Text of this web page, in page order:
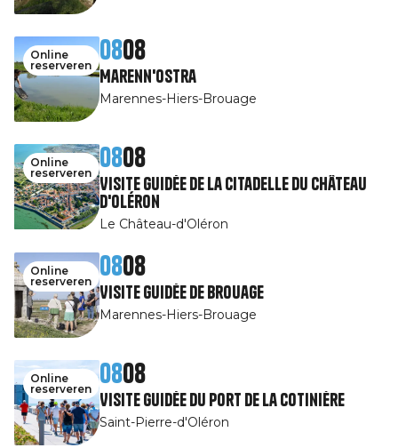
Online
reserveren
0808
Marenn'Ostra
Marennes-Hiers-Brouage
Online
reserveren
0808
Visite guidée de la Citadelle du Château
d'Oléron
Le Château-d'Oléron
Online
reserveren
0808
Visite guidée de Brouage
Marennes-Hiers-Brouage
Online
reserveren
0808
Visite guidée du port de la Cotinière
Saint-Pierre-d'Oléron